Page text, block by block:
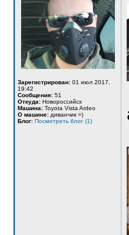
Зарегистрирован: 01 июл 2017,
19:42
Сообщения: 51
Откуда: Новороссийск
Машина: Toyota Vista Ardeo
О машине: диванчик =)
Блог: Посмотреть блог (1)